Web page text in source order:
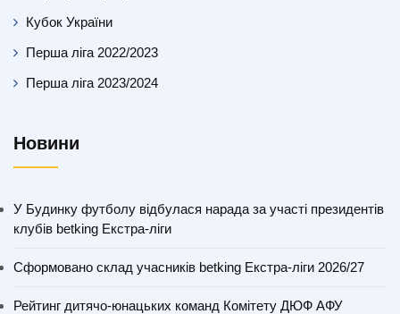
Кубок України
Перша ліга 2022/2023
Перша ліга 2023/2024
Новини
У Будинку футболу відбулася нарада за участі президентів
клубів betking Екстра-ліги
Сформовано склад учасників betking Екстра-ліги 2026/27
Рейтинг дитячо-юнацьких команд Комітету ДЮФ АФУ